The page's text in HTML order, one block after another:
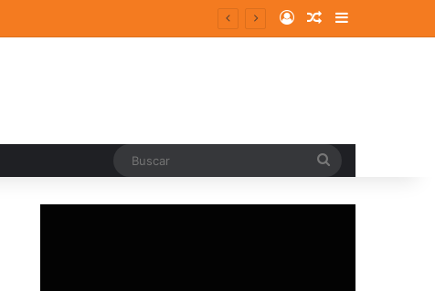
Log InRandom Article
Sidebar